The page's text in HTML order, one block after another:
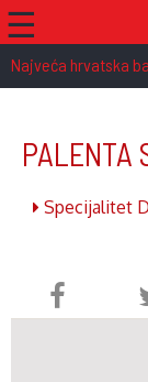
☰
Najveća hrvatska
PALENTA
Specijalitet